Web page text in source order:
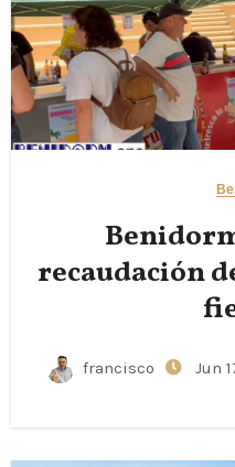
recaudación
francisco Jun